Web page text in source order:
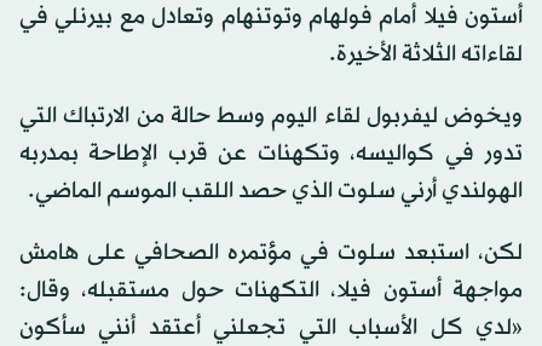
أستون فيلا أمام فولهام وتوتنهام وتعادل مع بيرنلي في
لقاءاته الثلاثة الأخيرة.
ويخوض ليفربول لقاء اليوم وسط حالة من الارتباك التي
تدور في كواليسه، وتكهنات عن قرب الإطاحة بمدربه
الهولندي أرني سلوت الذي حصد اللقب الموسم الماضي.
لكن، استبعد سلوت في مؤتمره الصحافي على هامش
مواجهة أستون فيلا، التكهنات حول مستقبله، وقال:
«لدي كل الأسباب التي تجعلني أعتقد أنني سأكون